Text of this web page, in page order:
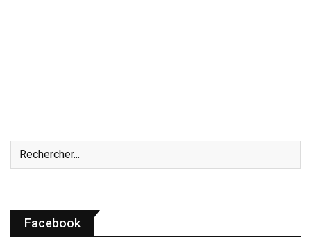
Facebook